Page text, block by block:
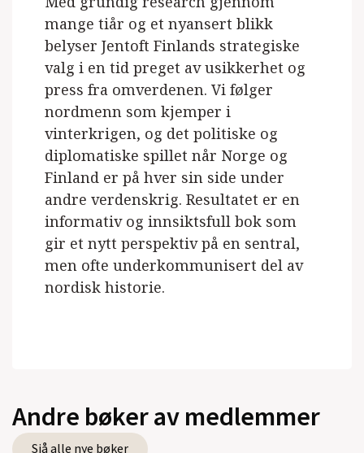
mange tiår og et nyansert blikk
belyser Jentoft Finlands strategiske
valg i en tid preget av usikkerhet og
press fra omverdenen. Vi følger
nordmenn som kjemper i
vinterkrigen, og det politiske og
diplomatiske spillet når Norge og
Finland er på hver sin side under
andre verdenskrig. Resultatet er en
informativ og innsiktsfull bok som
gir et nytt perspektiv på en sentral,
men ofte underkommunisert del av
nordisk historie.
Andre bøker av medlemmer
Sjå alle nye bøker